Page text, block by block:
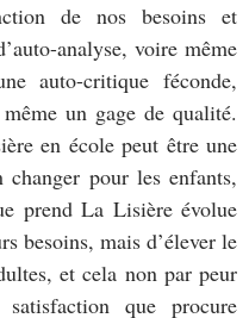
de nos besoins et
analyse, voire même
auto-critique féconde,
un gage de qualité.
en école peut être une
pour les enfants,
prend La Lisière évolue
besoins, mais d’élever le
et cela non par peur
que procure